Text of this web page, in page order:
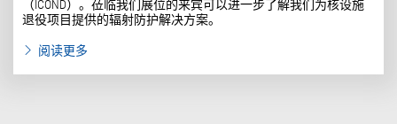
（ICOND）。莅临我们展位的来宾可以进一步了解我们为核设施
退役项目提供的辐射防护解决方案。
阅读更多